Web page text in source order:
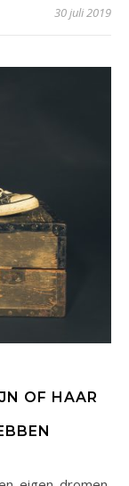
30 juli 2019
OF HAAR